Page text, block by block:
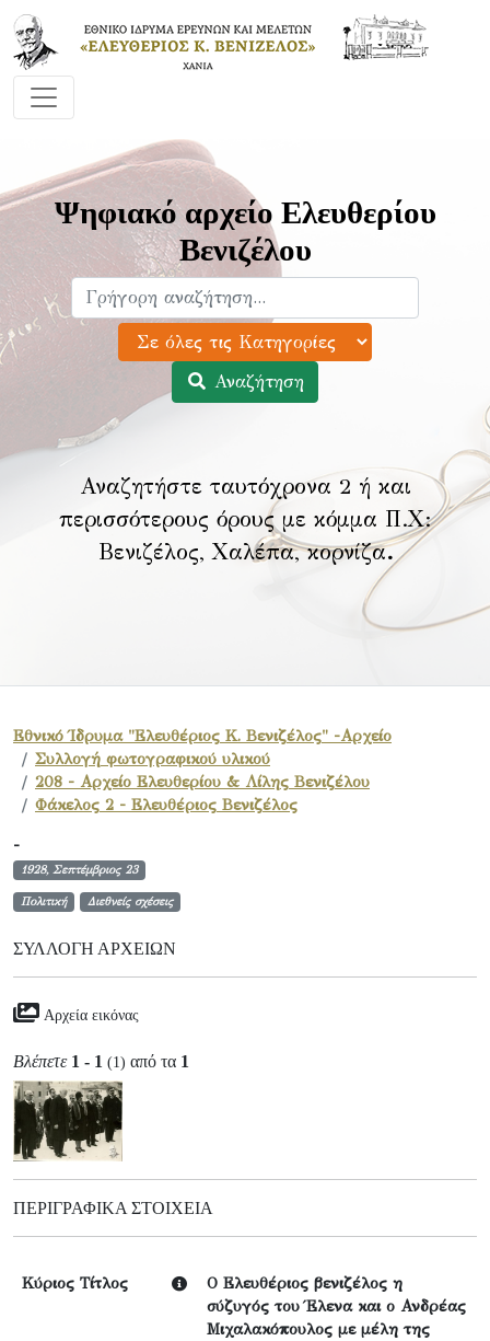
Ψηφιακό αρχείο Ελευθερίου
Βενιζέλου
Αναζήτηση
Αναζητήστε ταυτόχρονα 2 ή και
περισσότερους όρους με κόμμα Π.Χ:
Βενιζέλος, Χαλέπα, κορνίζα.
Εθνικό Ίδρυμα "Ελευθέριος Κ. Βενιζέλος" -Αρχείο
Συλλογή φωτογραφικού υλικού
208 - Αρχείο Ελευθερίου & Λίλης Βενιζέλου
Φάκελος 2 - Ελευθέριος Βενιζέλος
-
1928, Σεπτέμβριος 23
Πολιτική Διεθνείς σχέσεις
ΣΥΛΛΟΓΉ ΑΡΧΕΊΩΝ
Αρχεία εικόνας
Βλέπετε 1 - 1 (1) από τα 1
ΠΕΡΙΓΡΑΦΙΚΆ ΣΤΟΙΧΕΊΑ
Κύριος Τίτλος
Ο Ελευθέριος βενιζέλος η
σύζυγός του Έλενα και ο Ανδρέας
Μιχαλακόπουλος με μέλη της